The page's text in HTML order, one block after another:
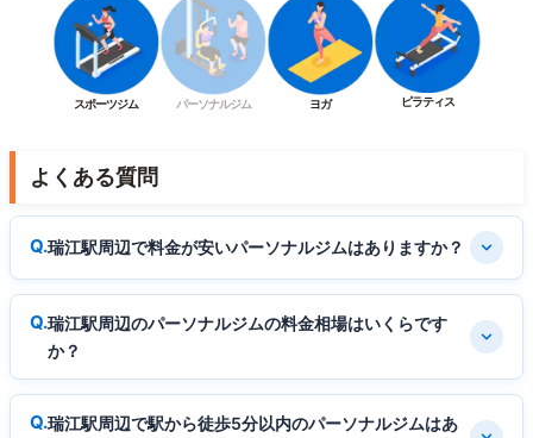
スポーツジム パーソナルジム ヨガ ピラティス
よくある質問
瑞江駅周辺で料金が安いパーソナルジムはありますか？
瑞江駅周辺のパーソナルジムの料金相場はいくらです
か？
瑞江駅周辺で駅から徒歩5分以内のパーソナルジムはあ